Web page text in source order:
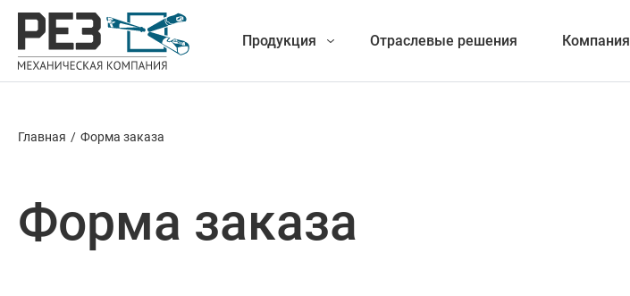
Продукция
Наша
продукция
Точение
Отраслевые решения Компания
Главная / Форма заказа
Форма заказа